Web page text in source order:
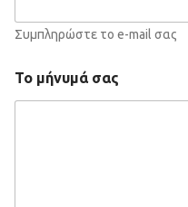
Συμπληρώστε το e-mail σας
Το μήνυμά σας